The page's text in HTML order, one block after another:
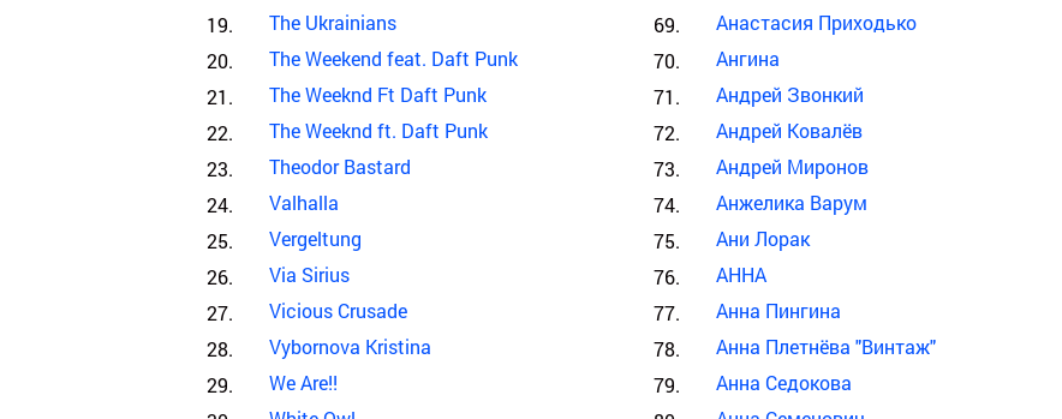
The Ukrainians
The Weekend feat. Daft Punk
The Weeknd Ft Daft Punk
The Weeknd ft. Daft Punk
Theodor Bastard
Valhalla
Vergeltung
Via Sirius
Vicious Crusade
Vybornova Kristina
We Are!!
Анастасия Приходько
Ангина
Андрей Звонкий
Андрей Ковалёв
Андрей Миронов
Анжелика Варум
Ани Лорак
АННА
Анна Пингина
Анна Плетнёва "Винтаж"
Анна Седокова